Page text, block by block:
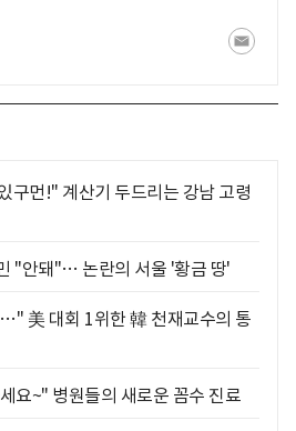
구먼!" 계산기 두드리는 강남 고령
"안돼"… 논란의 서울 '황금 땅'
美 대회 1위한 韓 천재교수의 통
요~" 병원들의 새로운 꼼수 진료